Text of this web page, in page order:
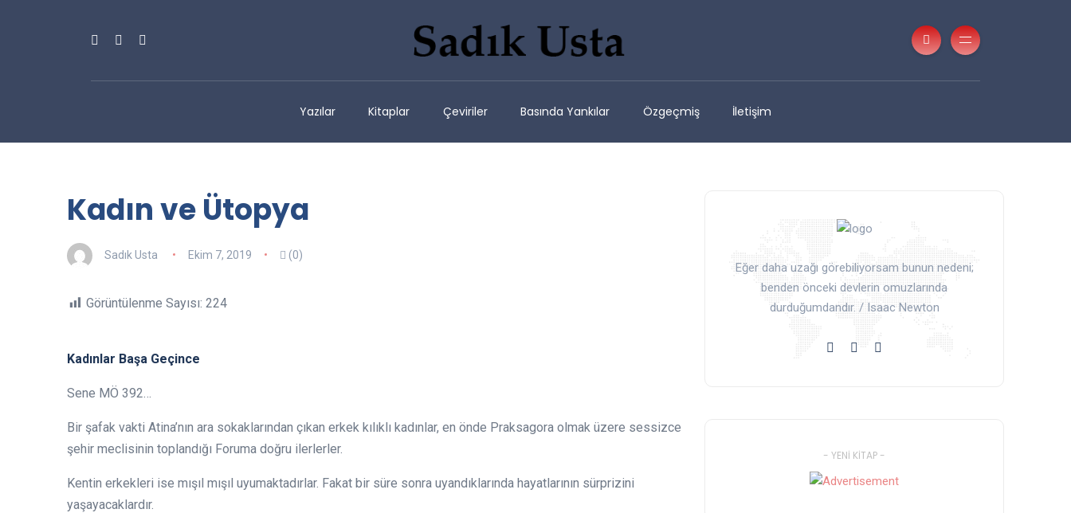
Yazılar Kitaplar Çeviriler Basında Yankılar Özgeçmiş İletişim
Kadın ve Ütopya
Sadık Usta Ekim 7, 2019 (0)
Görüntülenme Sayısı: 224
Kadınlar Başa Geçince
Sene MÖ 392…
Bir şafak vakti Atina’nın ara sokaklarından çıkan erkek kılıklı kadınlar, en önde Praksagora olmak üzere sessizce
şehir meclisinin toplandığı Foruma doğru ilerlerler.
Kentin erkekleri ise mışıl mışıl uyumaktadırlar. Fakat bir süre sonra uyandıklarında hayatlarının sürprizini
yaşayacaklardır.
Eğer daha uzağı görebiliyorsam bunun nedeni;
benden önceki devlerin omuzlarında
durduğumdandır. / Isaac Newton
- YENI KITAP -